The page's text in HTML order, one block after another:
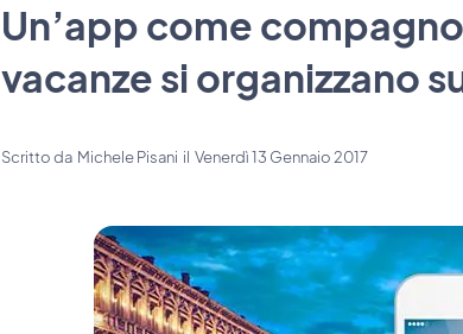
Un’app come
vacanze si organizzano
Scritto da Michele Pisani il Venerdì 13 Gennaio 2017